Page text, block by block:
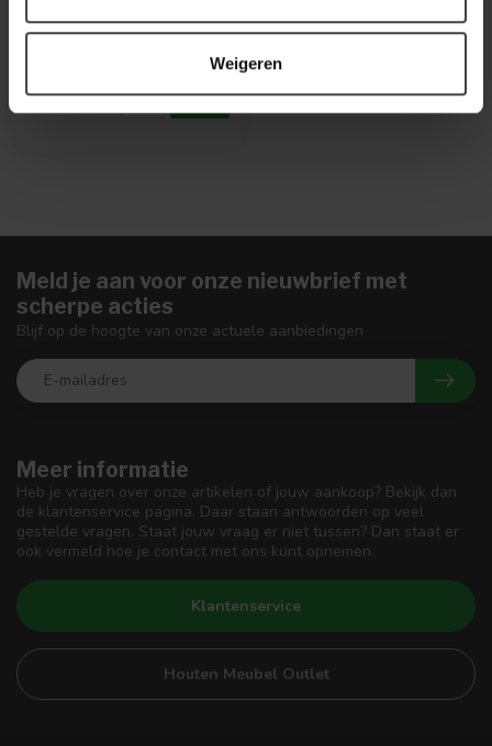
Weigeren
.
Meer informatie
Heb je vragen over onze artikelen of jouw aankoop? Bekijk dan
de klantenservice pagina. Daar staan antwoorden op veel
gestelde vragen. Staat jouw vraag er niet tussen? Dan staat er
ook vermeld hoe je contact met ons kunt opnemen.
Klantenservice
Houten Meubel Outlet
Meld je aan voor onze nieuwbrief met
scherpe acties
Blijf op de hoogte van onze actuele aanbiedingen